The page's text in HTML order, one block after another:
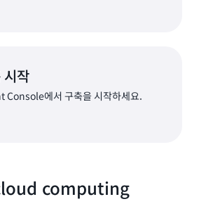
시작
에서 구축을 시작하세요.
computing